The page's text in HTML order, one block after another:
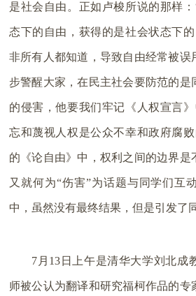
是社会自由。正如卢梭所说的那样
态下的自由，获得的是社会状态下
非所有人都知道，导致自由经常被误
步警醒大家，在民主社会要防范的是
的侵害，他要我们牢记《人权宣言
忘和蔑视人权是公众不幸和政府腐
的《论自由》中，权利之间的边界是
又就何为“伤害”为话题与同学们互
中，虽然没有最终结果，但是引发了
7月13日上午是清华大学刘北成
师被公认为翻译和研究福柯作品的专